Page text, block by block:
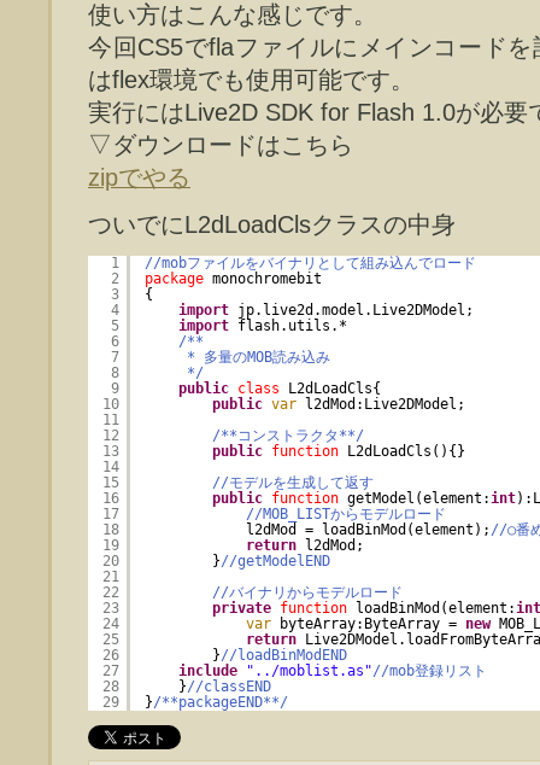
使い方はこんな感じです。
今回CS5でflaファイルにメインコード
はflex環境でも使用可能です。
実行にはLive2D SDK for Flash 1.0が必要
▽ダウンロードはこちら
zipでやる
ついでにL2dLoadClsクラスの中身
1
2
3
4
5
6
7
8
9
10
11
12
13
14
15
16
17
18
19
20
21
22
23
24
25
26
27
28
29
//mobファイルをバイナリとして組み込んでロード
package monochromebit
{
import jp.live2d.model.Live2DModel;
import flash.utils.*
/**
* 多量のMOB読み込み
*/
public class
L2dLoadCls{
public var
l2dMod:Live2DModel;
/**コンストラクタ**/
public function
L2dLoadCls(){}
//モデルを生成して返す
public function getModel(element:int
//MOB_LISTからモデルロード
l2dMod = loadBinMod(element); //○番
return
l2dMod;
}//getModelEND
//バイナリからモデルロード
private function loadBinMod(element:int
var
byteArray:ByteArray = new
return
}//loadBinModEND
include
"../moblist.as"//mob登録リスト
}//classEND
}/**packageEND**/